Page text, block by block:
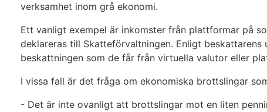
verksamhet inom grå ekonomi.
Ett vanligt exempel är inkomster från plattformar på
deklareras till Skatteförvaltningen. Enligt
beskattningen som de får från virtuella valutor eller
I vissa fall är det fråga om ekonomiska brottslingar
- Det är inte ovanligt att brottslingar mot en liten